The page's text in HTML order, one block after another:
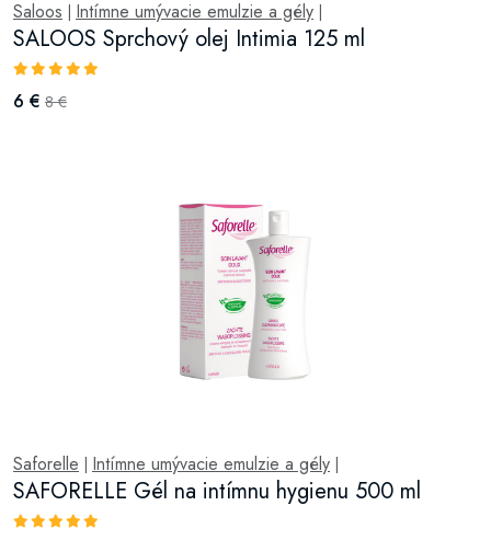
Saloos Intímne umývacie emulzie a gély
SALOOS Sprchový olej Intimia 125 ml
6 € 8 €
Saforelle Intímne umývacie emulzie a gély
SAFORELLE Gél na intímnu hygienu 500 ml